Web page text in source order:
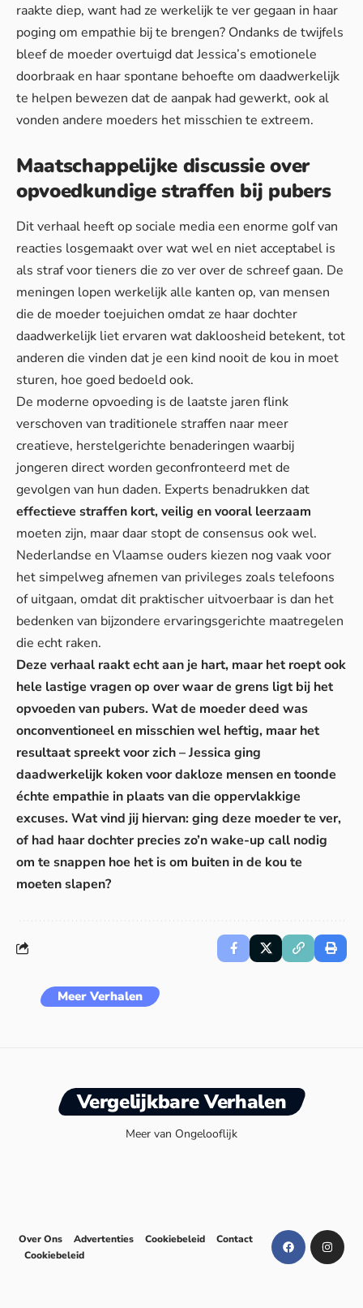
raakte diep, want had ze werkelijk te ver gegaan in haar
poging om empathie bij te brengen? Ondanks de twijfels
bleef de moeder overtuigd dat Jessica’s emotionele
doorbraak en haar spontane behoefte om daadwerkelijk
te helpen bewezen dat de aanpak had gewerkt, ook al
vonden andere moeders het misschien te extreem.
Maatschappelijke discussie over
opvoedkundige straffen bij pubers
Dit verhaal heeft op sociale media een enorme golf van
reacties losgemaakt over wat wel en niet acceptabel is
als straf voor tieners die zo ver over de schreef gaan. De
meningen lopen werkelijk alle kanten op, van mensen
die de moeder toejuichen omdat ze haar dochter
daadwerkelijk liet ervaren wat dakloosheid betekent, tot
anderen die vinden dat je een kind nooit de kou in moet
sturen, hoe goed bedoeld ook.
De moderne opvoeding is de laatste jaren flink
verschoven van traditionele straffen naar meer
creatieve, herstelgerichte benaderingen waarbij
jongeren direct worden geconfronteerd met de
gevolgen van hun daden. Experts benadrukken dat
effectieve straffen kort, veilig en vooral leerzaam
moeten zijn, maar daar stopt de consensus ook wel.
Nederlandse en Vlaamse ouders kiezen nog vaak voor
het simpelweg afnemen van privileges zoals telefoons
of uitgaan, omdat dit praktischer uitvoerbaar is dan het
bedenken van bijzondere ervaringsgerichte maatregelen
die echt raken.
Deze verhaal raakt echt aan je hart, maar het roept ook
hele lastige vragen op over waar de grens ligt bij het
opvoeden van pubers. Wat de moeder deed was
onconventioneel en misschien wel heftig, maar het
resultaat spreekt voor zich – Jessica ging
daadwerkelijk koken voor dakloze mensen en toonde
échte empathie in plaats van die oppervlakkige
excuses. Wat vind jij hiervan: ging deze moeder te ver,
of had haar dochter precies zo’n wake-up call nodig
om te snappen hoe het is om buiten in de kou te
moeten slapen?
Meer Verhalen
Vergelijkbare Verhalen
Meer van Ongelooflijk
Over Ons Advertenties Cookiebeleid
Contact
Cookiebeleid